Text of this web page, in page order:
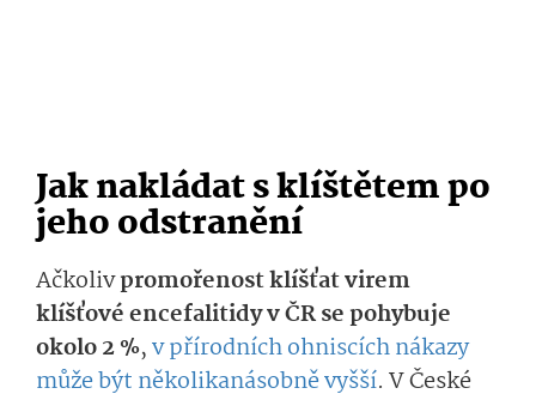
Jak nakládat s klíštětem po
jeho odstranění
Ačkolivpromořenost klíšťat virem
klíšťové encefalitidy v ČR se pohybuje
okolo 2 %,v přírodních ohniscích nákazy
může být několikanásobně vyšší. V České